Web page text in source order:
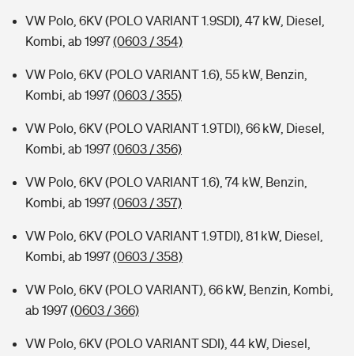
VW Polo, 6KV (POLO VARIANT 1.9SDI), 47 kW, Diesel,
Kombi, ab 1997(0603 / 354)
VW Polo, 6KV (POLO VARIANT 1.6), 55 kW, Benzin,
Kombi, ab 1997(0603 / 355)
VW Polo, 6KV (POLO VARIANT 1.9TDI), 66 kW, Diesel,
Kombi, ab 1997(0603 / 356)
VW Polo, 6KV (POLO VARIANT 1.6), 74 kW, Benzin,
Kombi, ab 1997(0603 / 357)
VW Polo, 6KV (POLO VARIANT 1.9TDI), 81 kW, Diesel,
Kombi, ab 1997(0603 / 358)
VW Polo, 6KV (POLO VARIANT), 66 kW, Benzin, Kombi,
ab 1997(0603 / 366)
VW Polo, 6KV (POLO VARIANT SDI), 44 kW, Diesel,